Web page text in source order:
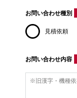
お問い合わせ種別
見積依頼
お問い合わせ内容